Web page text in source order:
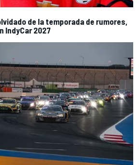
de la temporada de rumores,
IndyCar 2027